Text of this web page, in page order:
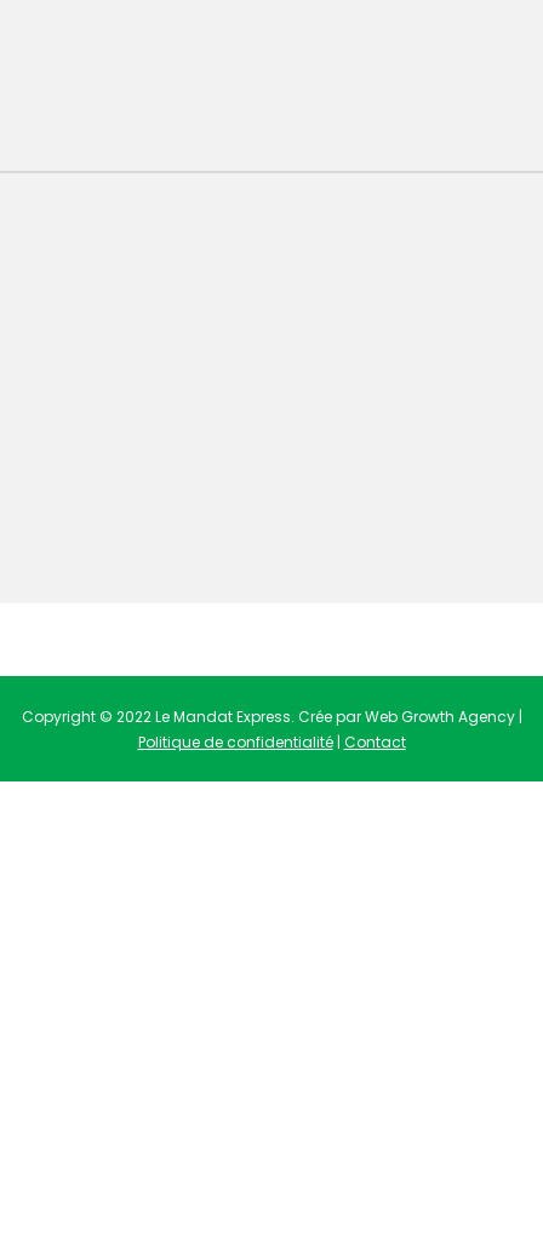
Copyright © 2022 Le Mandat Express. Crée par Web Growth Agency |
Politique de confidentialité| Contact